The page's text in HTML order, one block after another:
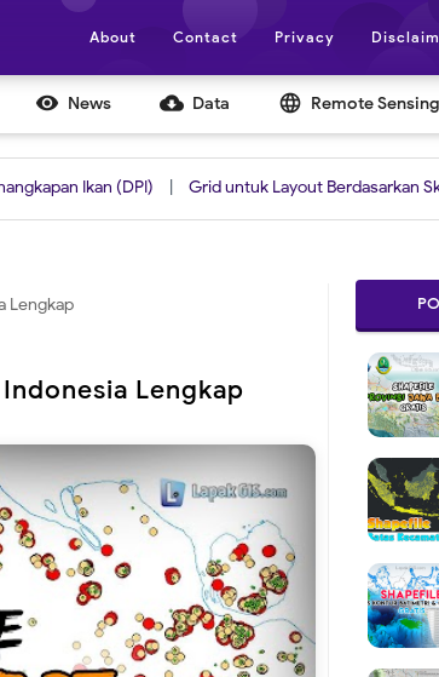
About Contact Privacy
 News cloud_download Data language Remote Sensing
(DPI) | Grid untuk Layout Berdasarkan Skala &
Lengkap
Lengkap